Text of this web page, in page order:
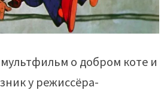
о добром коте и
у режиссёра-